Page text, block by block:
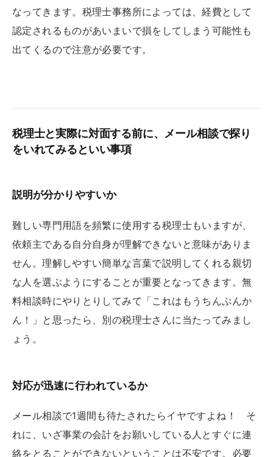
なってきます。税理士事務所によっては、経費として
認定されるものがあいまいで損をしてしまう可能性も
出てくるので注意が必要です。
税理士と実際に対面する前に、メール相談で探り
をいれてみるといい事項
説明が分かりやすいか
難しい専門用語を頻繁に使用する税理士もいますが、
依頼主である自分自身が理解できないと意味がありま
せん。理解しやすい簡単な言葉で説明してくれる親切
な人を選ぶようにすることが重要となってきます。無
料相談時にやりとりしてみて「これはもうちんぷんか
ん！」と思ったら、別の税理士さんに当たってみまし
ょう。
対応が迅速に行われているか
メール相談で1週間も待たされたらイヤですよね！ そ
れに、いざ事業の会計をお願いしている人とすぐに連
絡をとることができないということは不安です。必要